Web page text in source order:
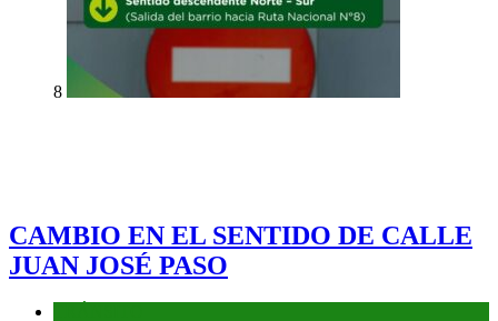
8
CAMBIO EN EL SENTIDO DE CALLE
JUAN JOSÉ PASO